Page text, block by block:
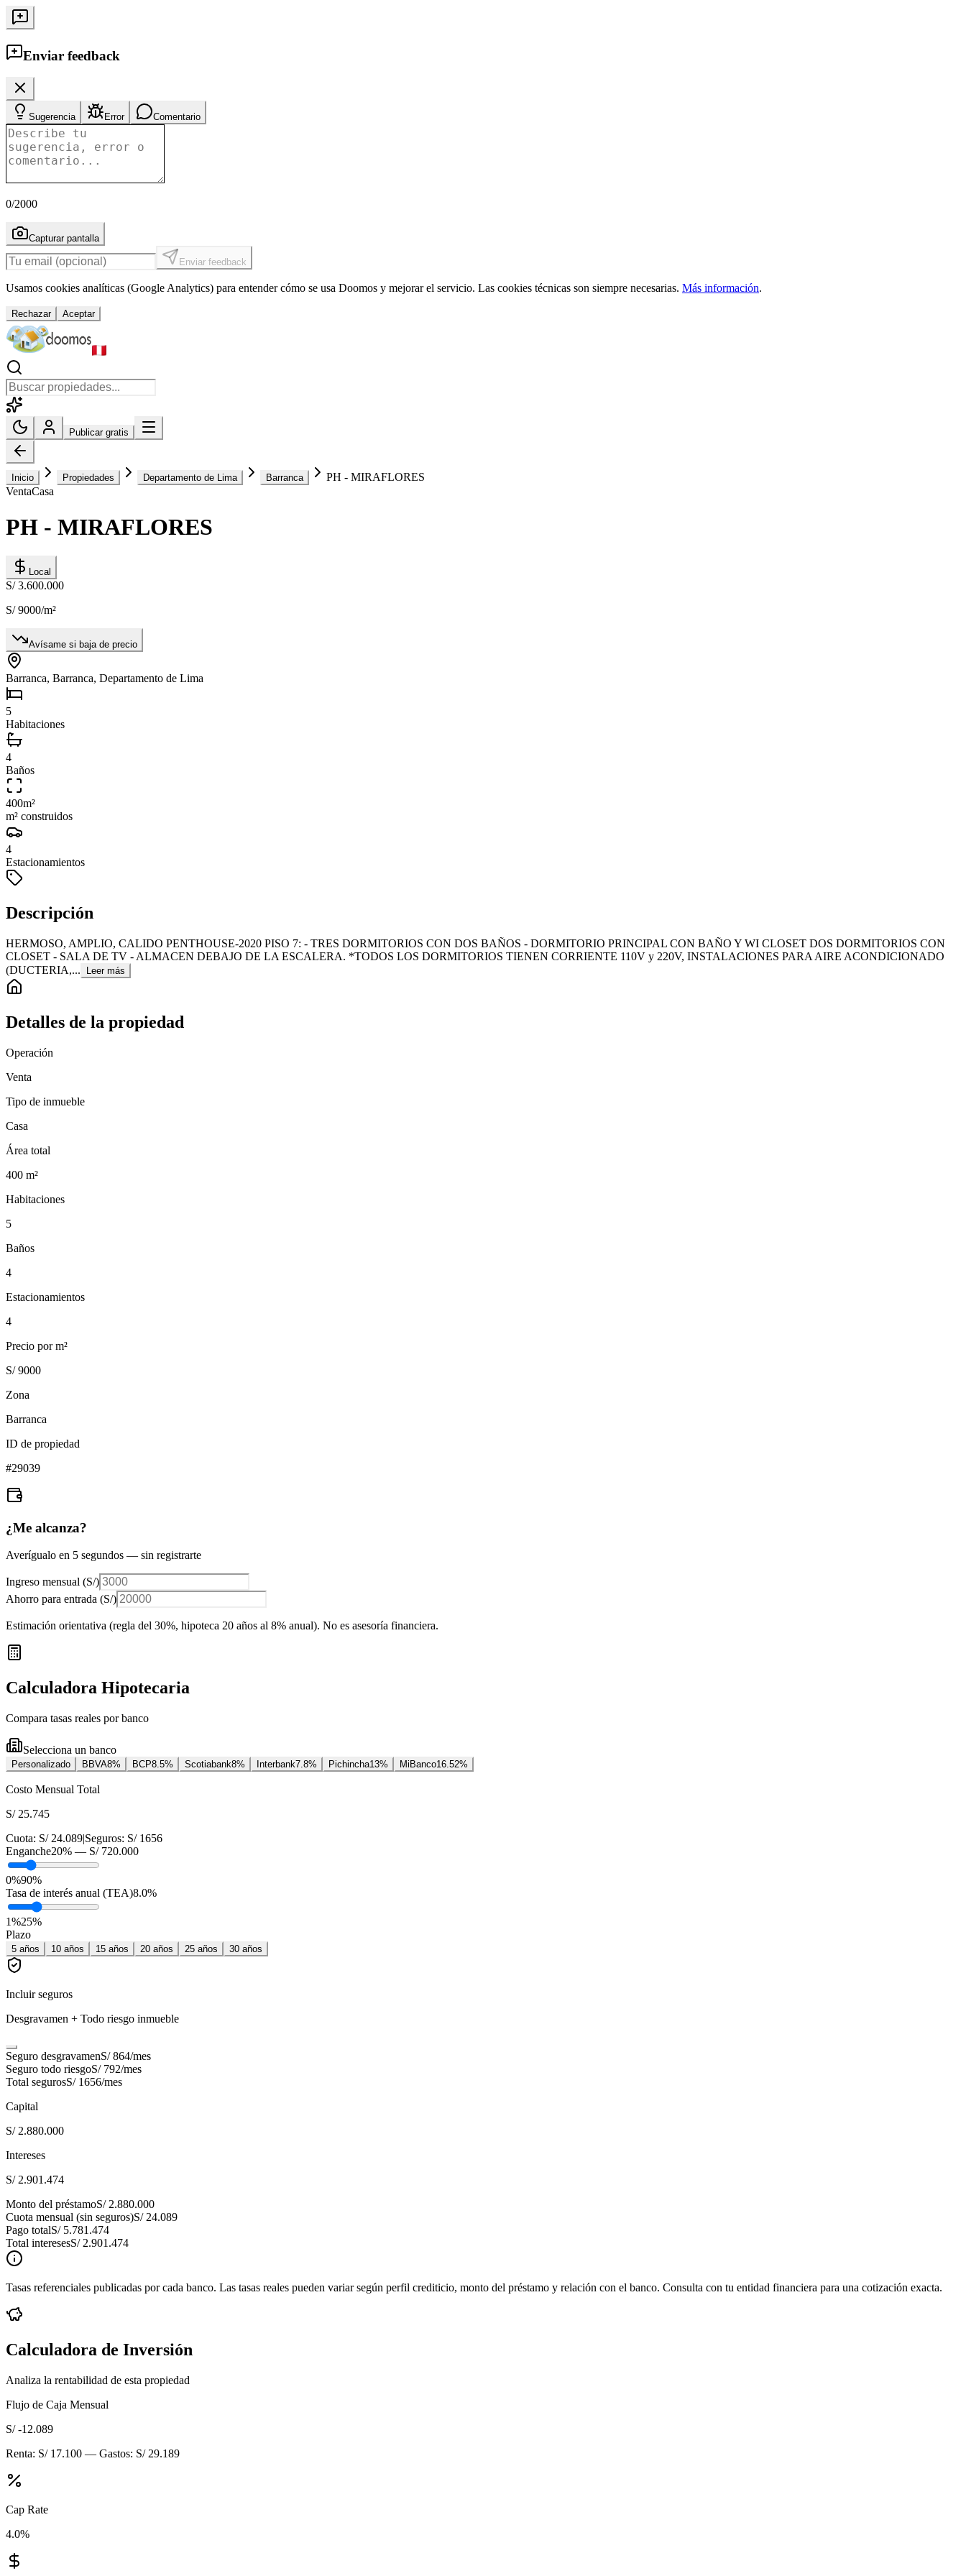
Enviar feedback
Sugerencia Error Comentario
0/2000
Capturar pantalla
Enviar feedback
Usamos cookies analíticas (Google Analytics) para entender cómo se usa Doomos y mejorar el servicio. Las cookies técnicas son siempre necesarias. Más información.
Rechazar Aceptar
Publicar gratis
Inicio Propiedades Departamento de Lima Barranca
PH - MIRAFLORES
VentaCasa
PH - MIRAFLORES
Local
S/ 3.600.000
S/ 9000/m²
Avísame si baja de precio
Barranca, Barranca, Departamento de Lima
5
Habitaciones
4
Baños
400m²
m² construidos
4
Estacionamientos
Descripción
HERMOSO, AMPLIO, CALIDO PENTHOUSE-2020 PISO 7: - TRES DORMITORIOS CON DOS BAÑOS - DORMITORIO PRINCIPAL CON BAÑO Y WI CLOSET DOS DORMITORIOS CON
CLOSET - SALA DE TV - ALMACEN DEBAJO DE LA ESCALERA. *TODOS LOS DORMITORIOS TIENEN CORRIENTE 110V y 220V, INSTALACIONES PARA AIRE ACONDICIONADO
(DUCTERIA,...
Leer más
Detalles de la propiedad
Operación
Venta
Tipo de inmueble
Casa
Área total
400 m²
Habitaciones
5
Baños
4
Estacionamientos
4
Precio por m²
S/ 9000
Zona
Barranca
ID de propiedad
#29039
¿Me alcanza?
Averígualo en 5 segundos — sin registrarte
Ingreso mensual (S/)
Ahorro para entrada (S/)
Estimación orientativa (regla del 30%, hipoteca 20 años al 8% anual). No es asesoría financiera.
Calculadora Hipotecaria
Compara tasas reales por banco
Selecciona un banco
Personalizado BBVA8% BCP8.5% Scotiabank8% Interbank7.8% Pichincha13% MiBanco16.52%
Costo Mensual Total
S/ 25.745
Cuota: S/ 24.089|Seguros: S/ 1656
Enganche20% — S/ 720.000
0%90%
Tasa de interés anual (TEA)8.0%
1%25%
Plazo
5 años 10 años 15 años 20 años 25 años 30 años
Incluir seguros
Desgravamen + Todo riesgo inmueble
Seguro desgravamenS/ 864/mes
Seguro todo riesgoS/ 792/mes
Total segurosS/ 1656/mes
Capital
S/ 2.880.000
Intereses
S/ 2.901.474
Monto del préstamoS/ 2.880.000
Cuota mensual (sin seguros)S/ 24.089
Pago totalS/ 5.781.474
Total interesesS/ 2.901.474
Tasas referenciales publicadas por cada banco. Las tasas reales pueden variar según perfil crediticio, monto del préstamo y relación con el banco. Consulta con tu entidad financiera para una cotización exacta.
Calculadora de Inversión
Analiza la rentabilidad de esta propiedad
Flujo de Caja Mensual
S/ -12.089
Renta: S/ 17.100 — Gastos: S/ 29.189
Cap Rate
4.0%